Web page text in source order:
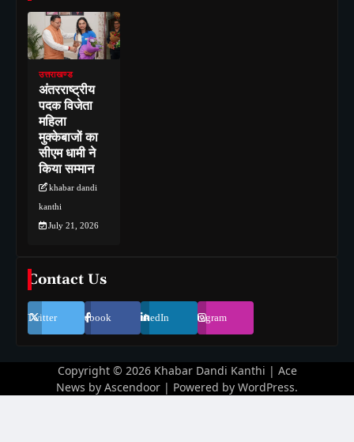
उत्तराखण्ड
अंतरराष्ट्रीय
पदक विजेता
महिला
मुक्केबाजों का
सीएम धामी ने
किया सम्मान
khabar dandi
kanthi
July 21, 2026
Contact Us
Twitter Facebook LinkedIn Instagram
Copyright © 2026 Khabar Dandi Kanthi | Ace
News by Ascendoor | Powered by WordPress.